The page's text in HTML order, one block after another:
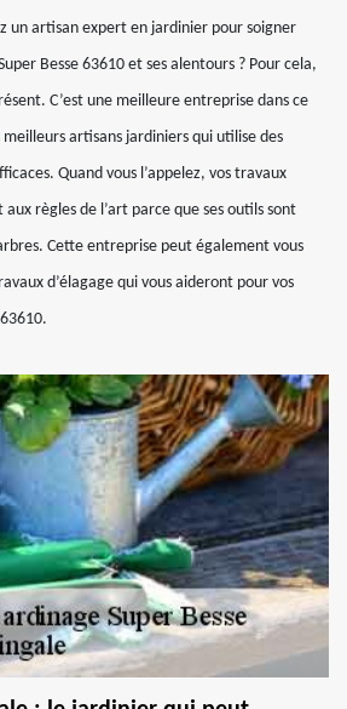
un artisan expert en jardinier pour soigner
Besse 63610 et ses alentours ? Pour cela,
C’est une meilleure entreprise dans ce
meilleurs artisans jardiniers qui utilise des
Quand vous l’appelez, vos travaux
règles de l’art parce que ses outils sont
Cette entreprise peut également vous
d’élagage qui vous aideront pour vos